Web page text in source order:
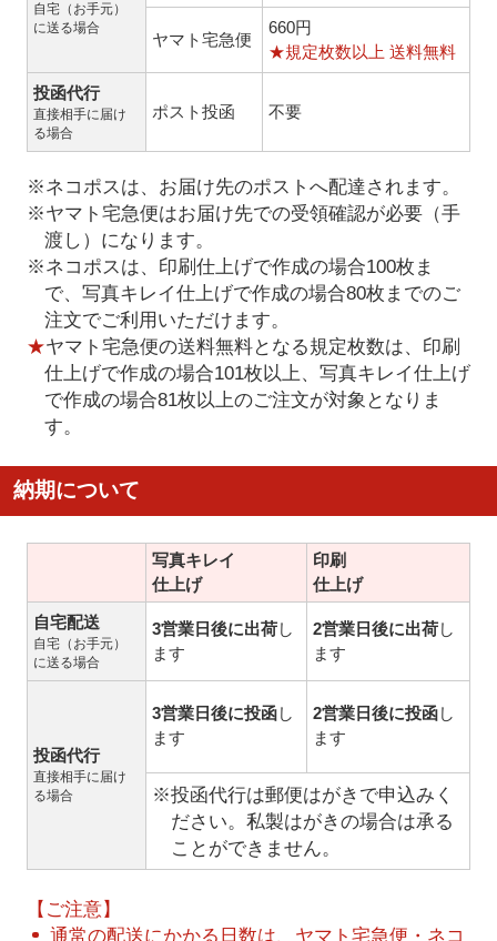
自宅（お手元）
に送る場合
ヤマト宅急便
660円
★規定枚数以上 送料無料
投函代行
直接相手に届け
る場合
ポスト投函 不要
※ネコポスは、お届け先のポストへ配達されます。
※ヤマト宅急便はお届け先での受領確認が必要（手
渡し）になります。
※ネコポスは、印刷仕上げで作成の場合100枚ま
で、写真キレイ仕上げで作成の場合80枚までのご
注文でご利用いただけます。
★ヤマト宅急便の送料無料となる規定枚数は、印刷
仕上げで作成の場合101枚以上、写真キレイ仕上げ
で作成の場合81枚以上のご注文が対象となりま
す。
納期について
写真キレイ
仕上げ
印刷
仕上げ
自宅配送
自宅（お手元）
に送る場合
3営業日後に出荷し
ます
2営業日後に出荷し
ます
投函代行
直接相手に届け
る場合
3営業日後に投函し
ます
2営業日後に投函し
ます
※投函代行は郵便はがきで申込みく
ださい。私製はがきの場合は承る
ことができません。
【ご注意】
通常の配送にかかる日数は、ヤマト宅急便・ネコ